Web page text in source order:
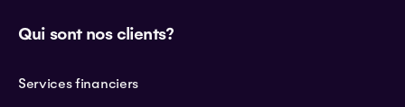
Qui sont nos clients?
Services financiers